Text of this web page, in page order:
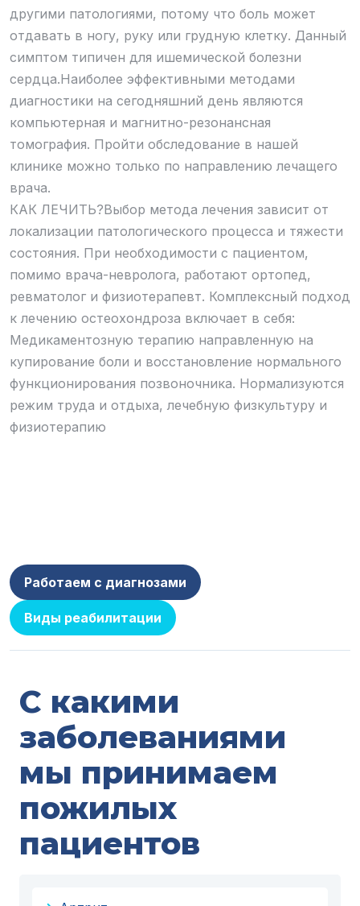
другими патологиями, потому что боль может
отдавать в ногу, руку или грудную клетку. Данный
симптом типичен для ишемической болезни
сердца.Наиболее эффективными методами
диагностики на сегодняшний день являются
компьютерная и магнитно-резонансная
томография. Пройти обследование в нашей
клинике можно только по направлению лечащего
врача.
КАК ЛЕЧИТЬ?Выбор метода лечения зависит от
локализации патологического процесса и тяжести
состояния. При необходимости с пациентом,
помимо врача-невролога, работают ортопед,
ревматолог и физиотерапевт. Комплексный подход
к лечению остеохондроза включает в себя:
Медикаментозную терапию направленную на
купирование боли и восстановление нормального
функционирования позвоночника. Нормализуются
режим труда и отдыха, лечебную физкультуру и
физиотерапию
Работаем с диагнозами
Виды реабилитации
С какими
заболеваниями
мы принимаем
пожилых
пациентов